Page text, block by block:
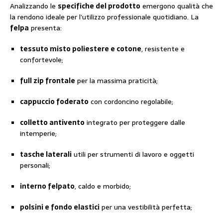
Analizzando le specifiche del prodotto emergono qualità che
la rendono ideale per l’utilizzo professionale quotidiano. La
felpa presenta:
tessuto misto poliestere e cotone, resistente e
confortevole;
full zip frontale per la massima praticità;
cappuccio foderato con cordoncino regolabile;
colletto antivento integrato per proteggere dalle
intemperie;
tasche lateraliutili per strumenti di lavoro e oggetti
personali;
interno felpato, caldo e morbido;
polsini e fondo elasticiper una vestibilità perfetta;